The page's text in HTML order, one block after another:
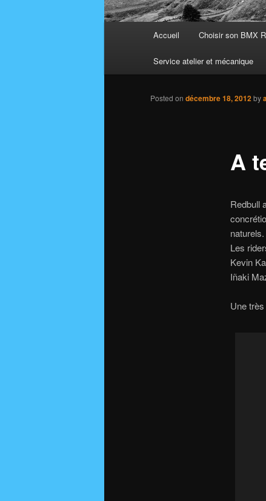
Accueil Choisir son BMX
Service atelier et mécanique
A
Posted on décembre 18, 2012by
Redbull
naturels.
Les
Kevin
Iñaki
Une